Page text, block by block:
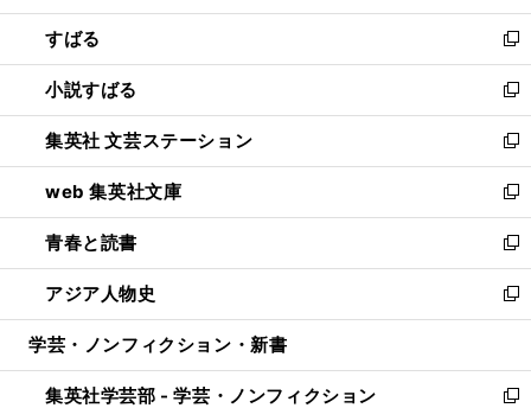
開
く
ウ
で
開
く
ン
ド
ウ
で
開
く
すばる
新
し
い
ウ
ィ
ン
ド
ウ
で
開
く
小説すばる
新
し
い
ウ
ィ
ン
ド
ウ
で
開
集英社 文芸ステーション
新
し
い
ウ
ィ
ン
ド
ウ
開
く
web 集英社文庫
新
し
い
ウ
ィ
ン
ウ
で
青春と読書
新
し
い
ウ
ン
ド
アジア人物史
新
し
ウ
ィ
学芸・ノンフィクション・新書
集英社学芸部 - 学芸・ノンフィクション
新